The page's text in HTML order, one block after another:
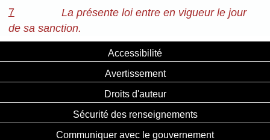
7
La présente loi entre en vigueur le jour
de sa sanction.
Accessibilité
Avertissement
Droits d'auteur
Sécurité des renseignements
Communiquer avec le gouvernement